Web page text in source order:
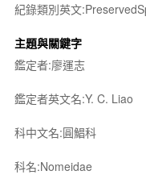
紀錄類別英文
主題與關鍵字
鑑定者:廖運志
鑑定者英文名:Y. C. Liao
科中文名:圓鯧科
科名:Nomeidae